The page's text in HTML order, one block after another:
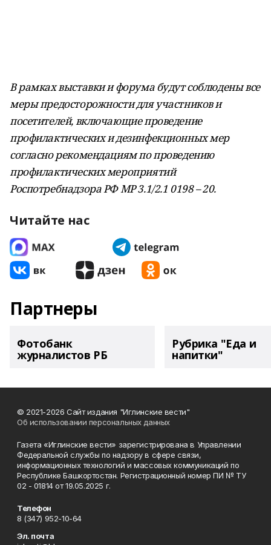
В рамках выставки и форума будут соблюдены все
меры предосторожности для участников и
посетителей, включающие проведение
профилактических и дезинфекционных мер
согласно рекомендациям по проведению
профилактических мероприятий
Роспотребнадзора РФ МР 3.1/2.1 0198 – 20.
Читайте нас
Партнеры
Фотобанк
журналистов РБ
Рубрика "Еда и
напитки"
© 2021-2026 Сайт издания "Иглинские вести"
Об использовании персональных данных
Газета «Иглинские вести» зарегистрирована в Управлении
Федеральной службы по надзору в сфере связи,
информационных технологий и массовых коммуникаций по
Республике Башкортостан. Регистрационный номер ПИ № ТУ
02 - 01814 от 19.05.2025 г.
Телефон
8 (347) 952-10-64
Эл. почта